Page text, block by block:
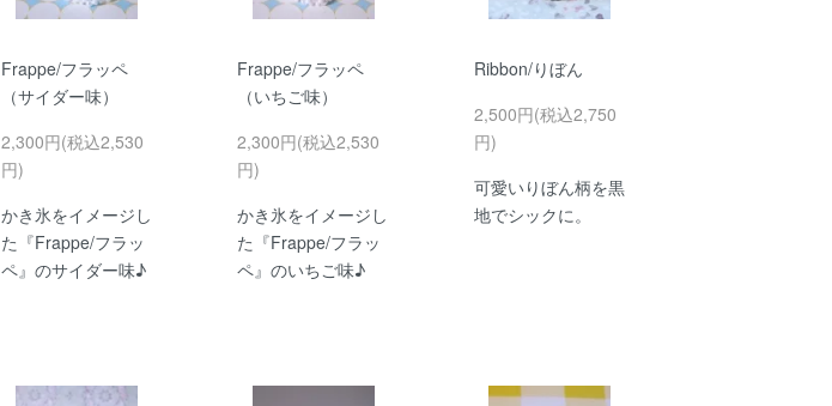
Frappe/フラッペ
（サイダー味）
2,300円(税込2,530
円)
かき氷をイメージし
た『Frappe/フラッ
ペ』のサイダー味♪
Frappe/フラッペ
（いちご味）
2,300円(税込2,530
円)
かき氷をイメージし
た『Frappe/フラッ
ペ』のいちご味♪
Ribbon/りぼん
2,500円(税込2,750
円)
可愛いりぼん柄を黒
地でシックに。